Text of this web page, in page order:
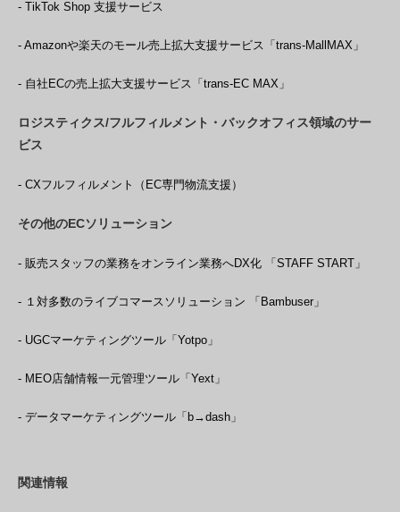
- TikTok Shop 支援サービス
- Amazonや楽天のモール売上拡大支援サービス「trans-MallMAX」
- 自社ECの売上拡大支援サービス「trans-EC MAX」
ロジスティクス/フルフィルメント・バックオフィス領域のサー
ビス
- CXフルフィルメント（EC専門物流支援）
その他のECソリューション
- 販売スタッフの業務をオンライン業務へDX化 「STAFF START」
- １対多数のライブコマースソリューション 「Bambuser」
- UGCマーケティングツール「Yotpo」
- MEO店舗情報一元管理ツール「Yext」
- データマーケティングツール「b→dash」
関連情報